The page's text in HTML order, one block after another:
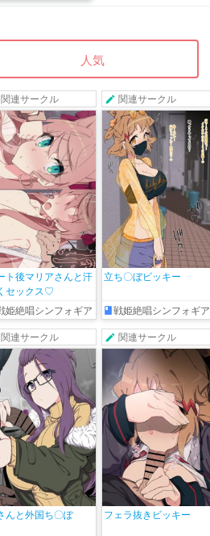
人気
関連サークル
ト後マリアさんと汗
セックス♡
姫絶唱シンフォギア
関連サークル
立ち〇ぼビッキー
戦姫絶唱シンフォギア
関連サークル
んと外国ち〇ぽ
関連サークル
フェラ抜きビッキー